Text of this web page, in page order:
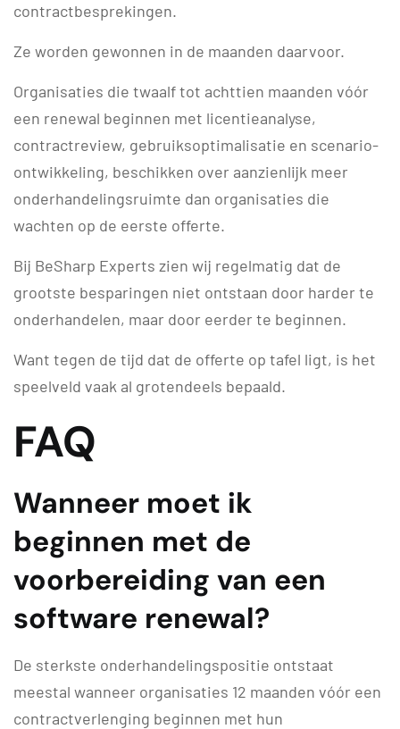
contractbesprekingen.
Ze worden gewonnen in de maanden daarvoor.
Organisaties die twaalf tot achttien maanden vóór
een renewal beginnen met licentieanalyse,
contractreview, gebruiksoptimalisatie en scenario-
ontwikkeling, beschikken over aanzienlijk meer
onderhandelingsruimte dan organisaties die
wachten op de eerste offerte.
Bij BeSharp Experts zien wij regelmatig dat de
grootste besparingen niet ontstaan door harder te
onderhandelen, maar door eerder te beginnen.
Want tegen de tijd dat de offerte op tafel ligt, is het
speelveld vaak al grotendeels bepaald.
FAQ
Wanneer moet ik
beginnen met de
voorbereiding van een
software renewal?
De sterkste onderhandelingspositie ontstaat
meestal wanneer organisaties 12 maanden vóór een
contractverlenging beginnen met hun